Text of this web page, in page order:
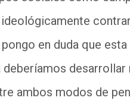
en duda que
ambos modos de